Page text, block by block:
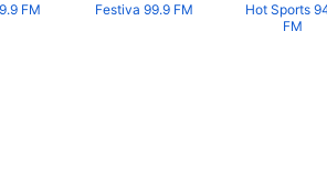
FM Festiva 99.9 FM
Hot Sports
FM